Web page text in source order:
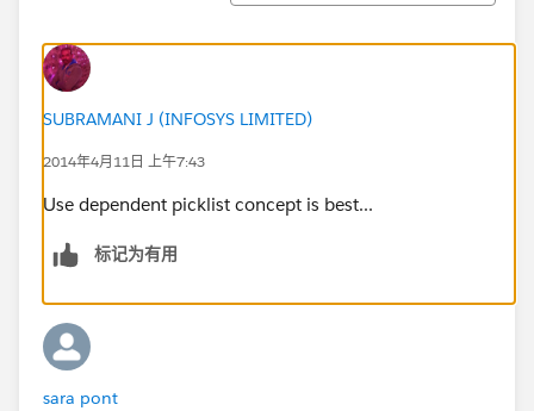
SUBRAMANI J (INFOSYS LIMITED)
2014年4月11日 上午7:43
Use dependent picklist concept is best...
标记为有用
sara pont